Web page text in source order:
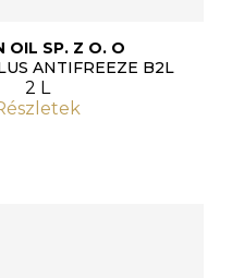
OIL SP. Z O. O
ANTIFREEZE B2L
2 L